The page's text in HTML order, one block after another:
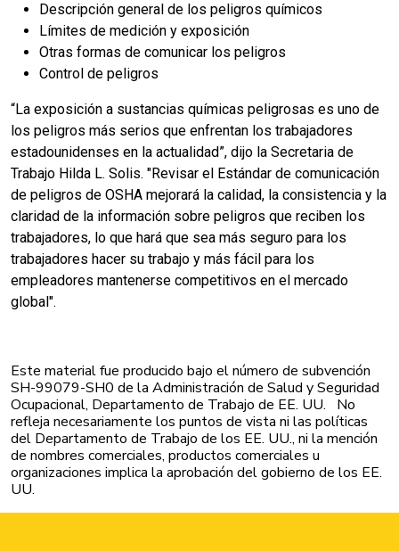
Descripción general de los peligros químicos
Límites de medición y exposición
Otras formas de comunicar los peligros
Control de peligros
“La exposición a sustancias químicas peligrosas es uno de
los peligros más serios que enfrentan los trabajadores
estadounidenses en la actualidad”, dijo la Secretaria de
Trabajo Hilda L. Solis. "Revisar el Estándar de comunicación
de peligros de OSHA mejorará la calidad, la consistencia y la
claridad de la información sobre peligros que reciben los
trabajadores, lo que hará que sea más seguro para los
trabajadores hacer su trabajo y más fácil para los
empleadores mantenerse competitivos en el mercado
global".
Este material fue producido bajo el número de subvención
SH-99079-SH0 de la Administración de Salud y Seguridad
Ocupacional, Departamento de Trabajo de EE. UU.
No
refleja necesariamente los puntos de vista ni las políticas
del Departamento de Trabajo de los EE. UU., ni la mención
de nombres comerciales, productos comerciales u
organizaciones implica la aprobación del gobierno de los EE.
UU.